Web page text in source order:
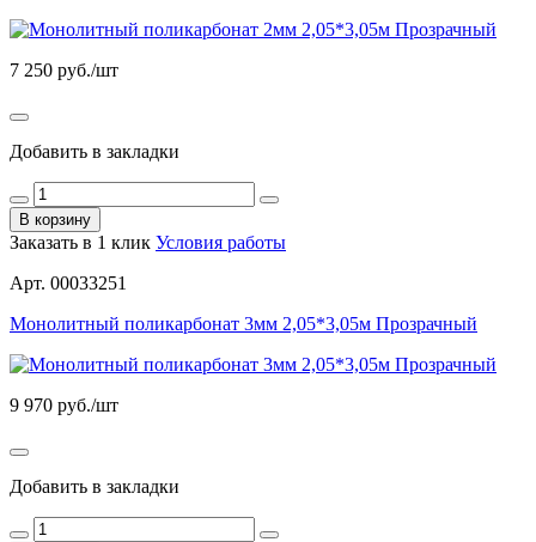
7 250 руб./шт
Добавить в закладки
В корзину
Заказать в 1 клик Условия работы
Арт. 00033251
Монолитный поликарбонат 3мм 2,05*3,05м Прозрачный
9 970 руб./шт
Добавить в закладки